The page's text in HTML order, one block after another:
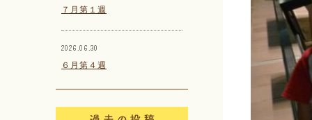
７月第１週
2026.06.30
６月第４週